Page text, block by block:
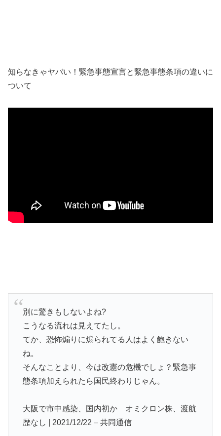
知らなきゃヤバい！緊急事態宣言と緊急事態条項の違いに
ついて
別に驚きもしないよね?
こうなる流れは見えてたし。
てか、恐怖煽りに煽られてる人はよく飽きない
ね。
そんなことより、今は改憲の危機でしょ？緊急事
態条項加えられたら国民終わりじゃん。
大阪で市中感染、国内初か オミクロン株、渡航
歴なし | 2021/12/22 – 共同通信